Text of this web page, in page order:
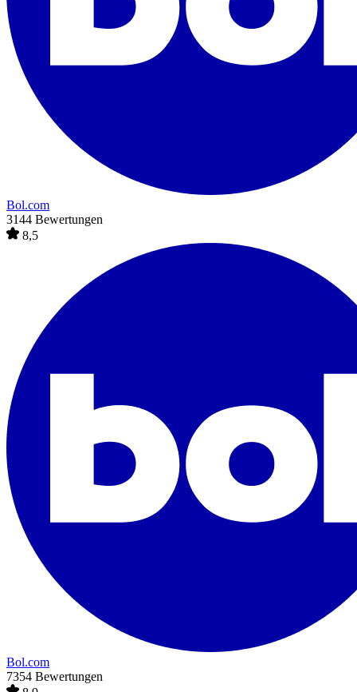
Bol.com
3144 Bewertungen
8,5
Bol.com
7354 Bewertungen